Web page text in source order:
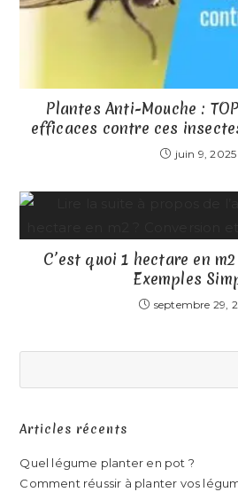
Plantes Anti-Mouche :
efficaces contre ces
juin 9, 2025
C’est quoi 1 hectare en
Exemples
septembre 29,
Articles récents
Quel légume planter en pot ?
Comment réussir à planter vos